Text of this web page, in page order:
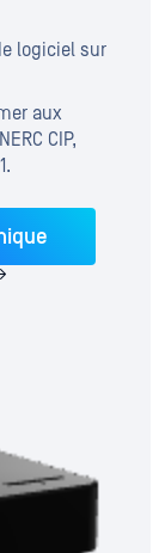
logiciel sur
aux
CIP,